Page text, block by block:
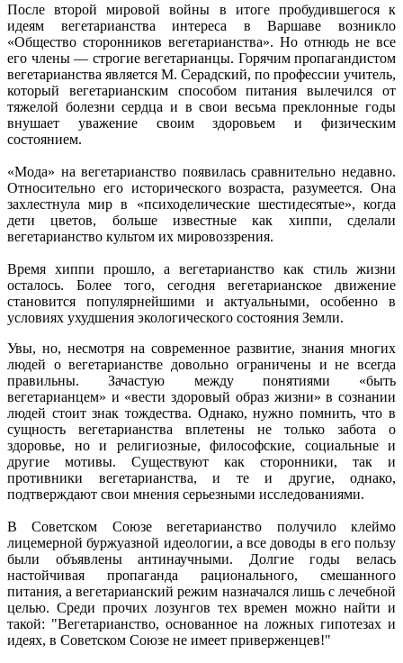
После второй мировой войны в итоге пробудившегося к
идеям вегетарианства интереса в Варшаве возникло
«Общество сторонников вегетарианства». Но отнюдь не все
его члены — строгие вегетарианцы. Горячим пропагандистом
вегетарианства является М. Серадский, по профессии учитель,
который вегетарианским способом питания вылечился от
тяжелой болезни сердца и в свои весьма преклонные годы
внушает уважение своим здоровьем и физическим
состоянием.
«Мода» на вегетарианство появилась сравнительно недавно.
Относительно его исторического возраста, разумеется. Она
захлестнула мир в «психоделические шестидесятые», когда
дети цветов, больше известные как хиппи, сделали
вегетарианство культом их мировоззрения.
Время хиппи прошло, а вегетарианство как стиль жизни
осталось. Более того, сегодня вегетарианское движение
становится популярнейшими и актуальными, особенно в
условиях ухудшения экологического состояния Земли.
Увы, но, несмотря на современное развитие, знания многих
людей о вегетарианстве довольно ограничены и не всегда
правильны. Зачастую между понятиями «быть
вегетарианцем» и «вести здоровый образ жизни» в сознании
людей стоит знак тождества. Однако, нужно помнить, что в
сущность вегетарианства вплетены не только забота о
здоровье, но и религиозные, философские, социальные и
другие мотивы. Существуют как сторонники, так и
противники вегетарианства, и те и другие, однако,
подтверждают свои мнения серьезными исследованиями.
В Советском Союзе вегетарианство получило клеймо
лицемерной буржуазной идеологии, а все доводы в его пользу
были объявлены антинаучными. Долгие годы велась
настойчивая пропаганда рационального, смешанного
питания, а вегетарианский режим назначался лишь с лечебной
целью. Среди прочих лозунгов тех времен можно найти и
такой: "Вегетарианство, основанное на ложных гипотезах и
идеях, в Советском Союзе не имеет приверженцев!"